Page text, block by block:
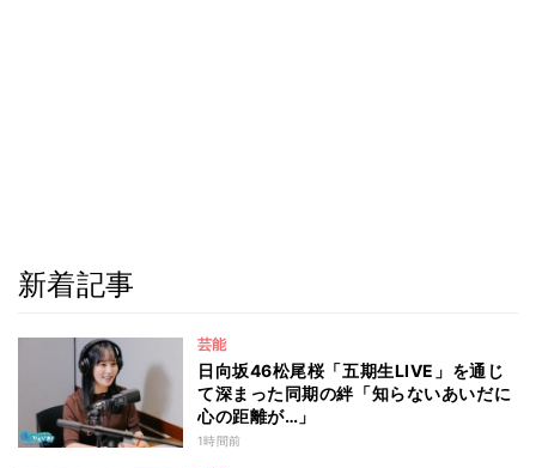
新着記事
芸能
日向坂46松尾桜「五期生LIVE」を通じ
て深まった同期の絆「知らないあいだに
心の距離が…」
1時間前